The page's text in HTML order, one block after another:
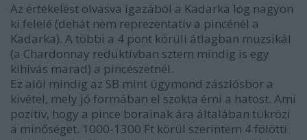
Az értékelést olvasva igazából a Kadarka lóg nagyon
ki felelé (dehát nem reprezentatív a pincénél a
Kadarka). A többi a 4 pont körüli átlagban muzsikál
(a Chardonnay reduktívban sztem mindig is egy
kihívás marad) a pincészetnél.
Ez alól mindig az SB mint úgymond zászlósbor a
kivétel, mely jó formában el szokta érni a hatost. Ami
pozitív, hogy a pince borainak ára általában tükrözi
a minőséget. 1000-1300 Ft körül szerintem 4 fölötti